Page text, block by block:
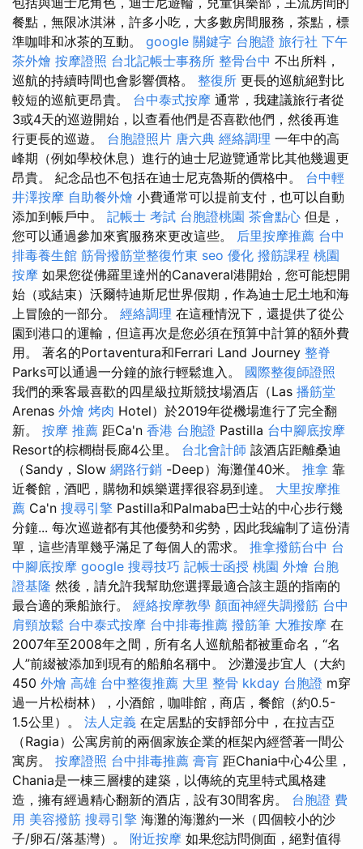
餐點，無限冰淇淋，許多小吃，大多數房間服務，茶點，標
準咖啡和冰茶的互動。 google 關鍵字 台胞證 旅行社 下午
茶外燴 按摩證照 台北記帳士事務所 整骨台中 不出所料，
巡航的持續時間也會影響價格。 整復所 更長的巡航絕對比
較短的巡航更昂貴。 台中泰式按摩 通常，我建議旅行者從
3或4天的巡遊開始，以查看他們是否喜歡他們，然後再進
行更長的巡遊。 台胞證照片 唐六典 經絡調理 一年中的高
峰期（例如學校休息）進行的迪士尼遊覽通常比其他幾週更
昂貴。 紀念品也不包括在迪士尼克魯斯的價格中。 台中輕
井澤按摩 自助餐外燴 小費通常可以提前支付，也可以自動
添加到帳戶中。 記帳士 考試 台胞證桃園 茶會點心 但是，
您可以通過參加來賓服務來更改這些。 后里按摩推薦 台中
排毒養生館 筋骨撥筋堂整復竹東 seo 優化 撥筋課程 桃園
按摩 如果您從佛羅里達州的Canaveral港開始，您可能想開
始（或結束）沃爾特迪斯尼世界假期，作為迪士尼土地和海
上冒險的一部分。 經絡調理 在這種情況下，還提供了從公
園到港口的運輸，但這再次是您必須在預算中計算的額外費
用。 著名的Portaventura和Ferrari Land Journey 整脊
Parks可以通過一分鐘的旅行輕鬆進入。 國際整復師證照
我們的乘客最喜歡的四星級拉斯競技場酒店（Las 播筋堂
Arenas 外燴 烤肉 Hotel）於2019年從機場進行了完全翻
新。 按摩 推薦 距Ca'n 香港 台胞證 Pastilla 台中腳底按摩
Resort的棕櫚樹長廊4公里。 台北會計師 該酒店距離桑迪
（Sandy，Slow 網路行銷 -Deep）海灘僅40米。 推拿 靠
近餐館，酒吧，購物和娛樂選擇很容易到達。 大里按摩推
薦 Ca'n 搜尋引擎 Pastilla和Palmaba巴士站的中心步行幾
分鐘... 每次巡遊都有其他優勢和劣勢，因此我編制了這份清
單，這些清單幾乎滿足了每個人的需求。 推拿撥筋台中 台
中腳底按摩 google 搜尋技巧 記帳士函授 桃園 外燴 台胞
證基隆 然後，請允許我幫助您選擇最適合該主題的指南的
最合適的乘船旅行。 經絡按摩教學 顏面神經失調撥筋 台中
肩頸放鬆 台中泰式按摩 台中排毒推薦 撥筋筆 大雅按摩 在
2007年至2008年之間，所有名人巡航船都被重命名，“名
人”前綴被添加到現有的船舶名稱中。 沙灘漫步宜人（大約
450 外燴 高雄 台中整復推薦 大里 整骨 kkday 台胞證 m穿
過一片松樹林），小酒館，咖啡館，商店，餐館（約0.5-
1.5公里）。 法人定義 在定居點​​的安靜部分中，在拉吉亞
（Ragia）公寓房前的兩個家族企業的框架內經營著一間公
寓房。 按摩證照 台中排毒推薦 膏肓 距Chania中心4公里，
Chania是一棟三層樓的建築，以傳統的克里特式風格建
造，擁有經過精心翻新的酒店，設有30間客房。 台胞證 費
用 美容撥筋 搜尋引擎 海灘的海灘約一米（四個較小的沙
子/卵石/落基灣）。 附近按摩 如果您訪問側面，絕對值得